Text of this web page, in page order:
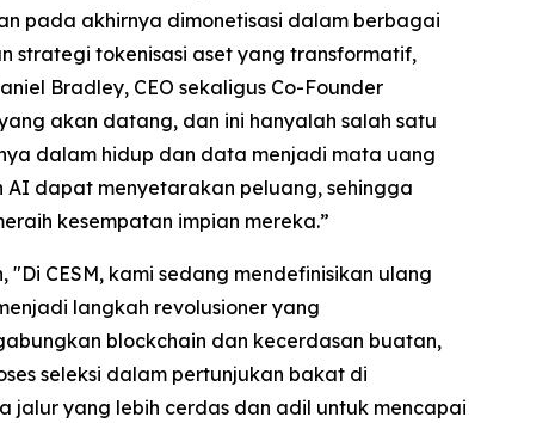
pada akhirnya dimonetisasi dalam berbagai
strategi tokenisasi aset yang transformatif,
Bradley, CEO sekaligus Co-Founder
akan datang, dan ini hanyalah salah satu
dalam hidup dan data menjadi mata uang
dapat menyetarakan peluang, sehingga
kesempatan impian mereka.”
CESM, kami sedang mendefinisikan ulang
langkah revolusioner yang
blockchain dan kecerdasan buatan,
seleksi dalam pertunjukan bakat di
jalur yang lebih cerdas dan adil untuk mencapai